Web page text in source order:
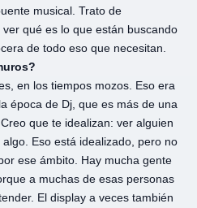
musical. Trato de
qué es lo que están buscando
de todo eso que necesitan.
en los tiempos mozos. Eso era
época de Dj, que es más de una
que te idealizan: ver alguien
Eso está idealizado, pero no
ese ámbito. Hay mucha gente
a muchas de esas personas
El display a veces también